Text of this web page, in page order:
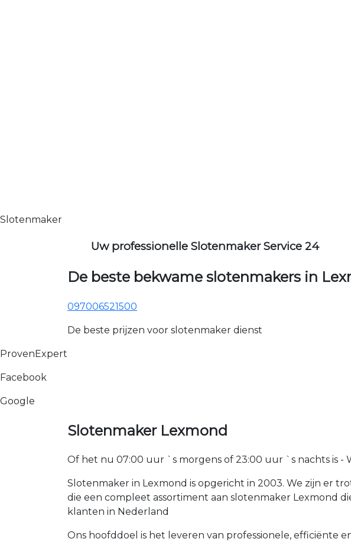
Slotenmaker
Uw professionelle Slotenmaker Service 24
De beste bekwame slotenmakers in
097006521500
De beste prijzen voor slotenmaker dienst
ProvenExpert
Facebook
Google
Slotenmaker Lexmond
Of het nu 07:00 uur `s morgens of 23:00 uur `s nachts is -
Slotenmaker in Lexmond is opgericht in 2003. We zijn er
die een compleet assortiment aan slotenmaker Lexmond
klanten in Nederland
Ons hoofddoel is het leveren van professionele,